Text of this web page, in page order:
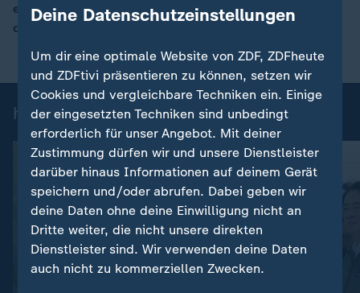
entsprechende Berichte zurück, die Diskussion hält
dennoch an. Dazu Wulf Schmiese.
heute 19:00 Uhr: Einzelbeiträge
Deine Datenschutzeinstellungen
Um dir eine optimale Website von ZDF, ZDFheute
und ZDFtivi präsentieren zu können, setzen wir
Cookies und vergleichbare Techniken ein. Einige
der eingesetzten Techniken sind unbedingt
erforderlich für unser Angebot. Mit deiner
Zustimmung dürfen wir und unsere Dienstleister
darüber hinaus Informationen auf deinem Gerät
speichern und/oder abrufen. Dabei geben wir
deine Daten ohne deine Einwilligung nicht an
Dritte weiter, die nicht unsere direkten
Dienstleister sind. Wir verwenden deine Daten
auch nicht zu kommerziellen Zwecken.